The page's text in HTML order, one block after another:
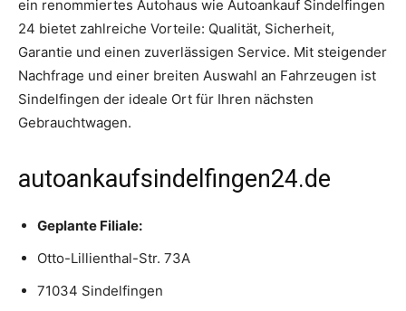
ein renommiertes Autohaus wie Autoankauf Sindelfingen
24 bietet zahlreiche Vorteile: Qualität, Sicherheit,
Garantie und einen zuverlässigen Service. Mit steigender
Nachfrage und einer breiten Auswahl an Fahrzeugen ist
Sindelfingen der ideale Ort für Ihren nächsten
Gebrauchtwagen.
autoankaufsindelfingen24.de
Geplante Filiale:
Otto-Lillienthal-Str. 73A
71034 Sindelfingen